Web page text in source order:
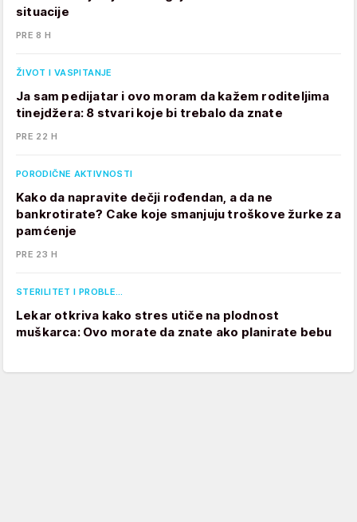
situacije
PRE 8 H
ŽIVOT I VASPITANJE
Ja sam pedijatar i ovo moram da kažem roditeljima
tinejdžera: 8 stvari koje bi trebalo da znate
PRE 22 H
PORODIČNE AKTIVNOSTI
Kako da napravite dečji rođendan, a da ne
bankrotirate? Cake koje smanjuju troškove žurke za
pamćenje
PRE 23 H
STERILITET I PROBLE…
Lekar otkriva kako stres utiče na plodnost
muškarca: Ovo morate da znate ako planirate bebu